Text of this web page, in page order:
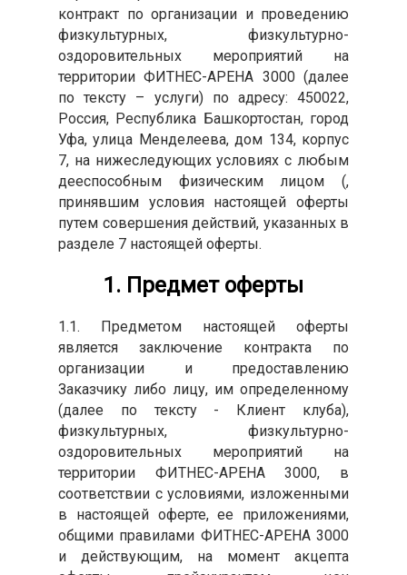
контракт по организации и проведению
физкультурных, физкультурно-
оздоровительных мероприятий на
территории ФИТНЕС-АРЕНА 3000 (далее
по тексту – услуги) по адресу: 450022,
Россия, Республика Башкортостан, город
Уфа, улица Менделеева, дом 134, корпус
7, на нижеследующих условиях с любым
дееспособным физическим лицом (,
принявшим условия настоящей оферты
путем совершения действий, указанных в
разделе 7 настоящей оферты.
1. Предмет оферты
1.1. Предметом настоящей оферты
является заключение контракта по
организации и предоставлению
Заказчику либо лицу, им определенному
(далее по тексту - Клиент клуба),
физкультурных, физкультурно-
оздоровительных мероприятий на
территории ФИТНЕС-АРЕНА 3000, в
соответствии с условиями, изложенными
в настоящей оферте, ее приложениями,
общими правилами ФИТНЕС-АРЕНА 3000
и действующим, на момент акцепта